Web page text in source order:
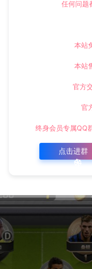
任何问题
本站
本站
官方
官
终身会员专属QQ
点击进群